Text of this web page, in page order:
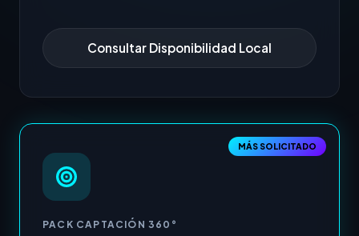
Consultar Disponibilidad Local
MÁS SOLICITADO
PACK CAPTACIÓN 360°